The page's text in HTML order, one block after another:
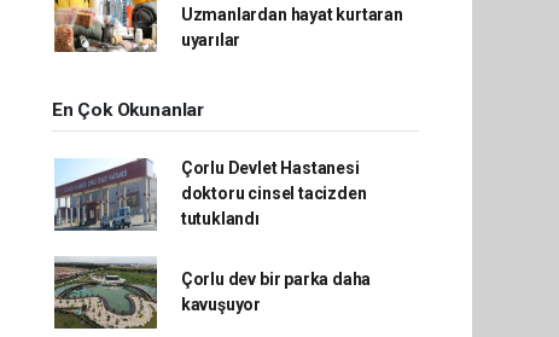
Uzmanlardan hayat kurtaran
uyarılar
En Çok Okunanlar
Çorlu Devlet Hastanesi
doktoru cinsel tacizden
tutuklandı
Çorlu dev bir parka daha
kavuşuyor